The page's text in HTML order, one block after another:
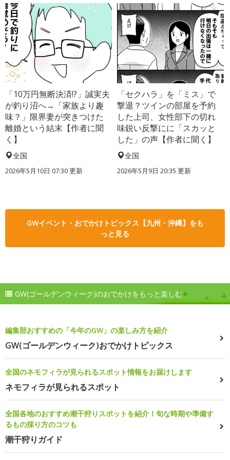
「10万円無断決済!?」誠実夫
が釣り沼へ→「家族より趣
味？」限界妻が突きつけた
離婚という結末【作者に聞
く】
全国
2026年5月10日 07:30 更新
「セクハラ」を「ミス」で
撃退？ツインの部屋を予約
した上司、女性部下の切れ
味鋭い反撃にに「スカッと
した」の声【作者に聞く】
全国
2026年5月9日 20:35 更新
GWイベント・おでかけトピックス【九州・沖縄】をも
っと見る
GW(ゴールデンウィーク)のおでかけをもっと楽しむ
編集部おすすめの「今年のGW」の楽しみ方を紹介
GW(ゴールデンウィーク)おでかけトピックス
全国のネモフィラが見られるスポット情報をお届けします
ネモフィラが見られるスポット
全国各地のおすすめ潮干狩りスポットを紹介！旬な時期や準備す
るもの採り方のコツも
潮干狩りガイド